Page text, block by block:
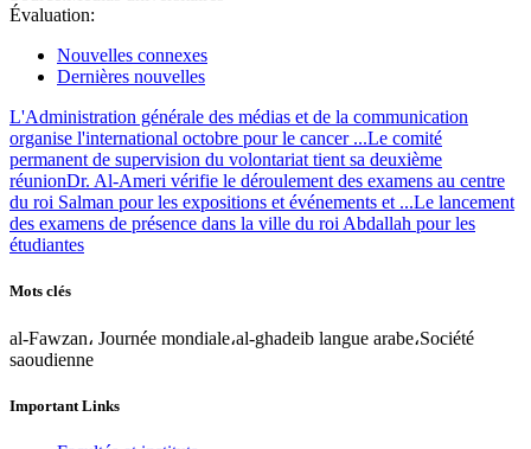
Évaluation:
Nouvelles connexes
Dernières nouvelles
L'Administration générale des médias et de la communication
organise l'international octobre pour le cancer ...Le comité
permanent de supervision du volontariat tient sa deuxième
réunionDr. Al-Ameri vérifie le déroulement des examens au centre
du roi Salman pour les expositions et événements et ...Le lancement
des examens de présence dans la ville du roi Abdallah pour les
étudiantes
Mots clés
al-Fawzan، Journée mondiale،al-ghadeib langue arabe،Société
saoudienne
Important Links